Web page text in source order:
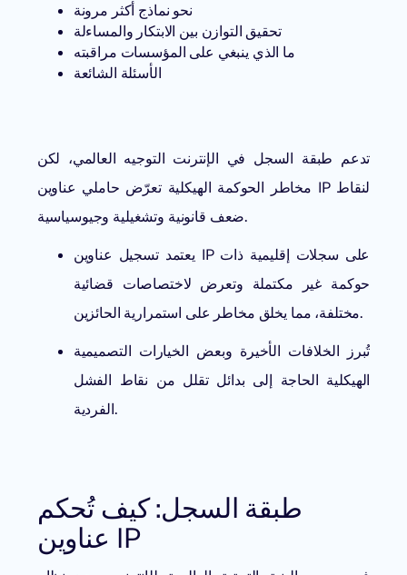
نحو نماذج أكثر مرونة
تحقيق التوازن بين الابتكار والمساءلة
ما الذي ينبغي على المؤسسات مراقبته
الأسئلة الشائعة
تدعم طبقة السجل في الإنترنت التوجيه العالمي، لكن
مخاطر الحوكمة الهيكلية تعرّض حاملي عناوين IP لنقاط
ضعف قانونية وتشغيلية وجيوسياسية.
يعتمد تسجيل عناوين IP على سجلات إقليمية ذات
حوكمة غير مكتملة وتعرض لاختصاصات قضائية
مختلفة، مما يخلق مخاطر على استمرارية الحائزين.
تُبرز الخلافات الأخيرة وبعض الخيارات التصميمية
الهيكلية الحاجة إلى بدائل تقلل من نقاط الفشل
الفردية.
طبقة السجل: كيف تُحكم
عناوين IP